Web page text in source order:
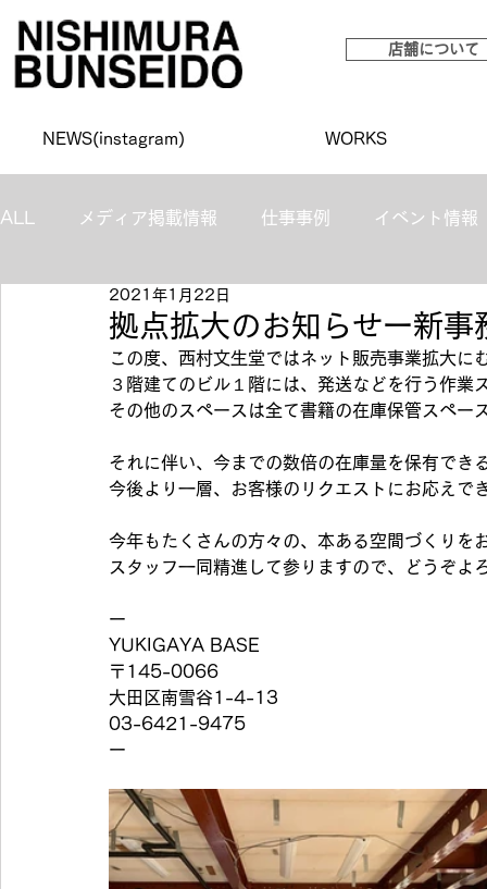
店舗について
NEWS(instagram) WORKS
ALL メディア掲載情報 仕事事例 イベント情報
拠点拡大のお知らせー新
2021年1月22日
この度、西村文生堂ではネット販売事業拡大
３階建てのビル１階には、発送などを行う作業
その他のスペースは全て書籍の在庫保管スペー
それに伴い、今までの数倍の在庫量を保有でき
今後より一層、お客様のリクエストにお応えで
今年もたくさんの方々の、本ある空間づくりを
スタッフ一同精進して参りますので、どうぞよ
ー
YUKIGAYA BASE
〒145-0066
大田区南雪谷1-4-13
03-6421-9475
ー